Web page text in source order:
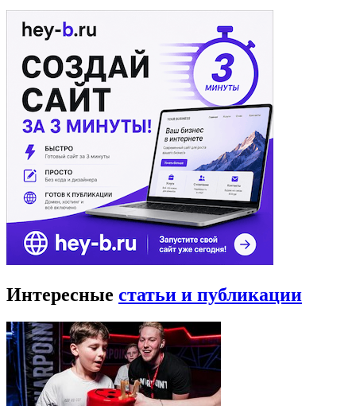
Интересные статьи и публикации